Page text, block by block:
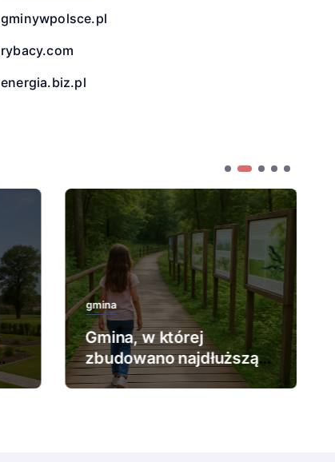
gminywpolsce.pl
rybacy.com
energia.biz.pl
gmina
Gmina, w której
zbudowano najdłuższą
ścieżkę edukacyjną.